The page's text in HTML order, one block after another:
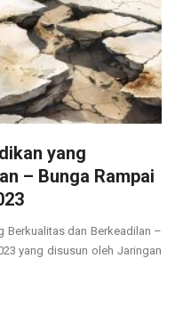
yang
– Bunga Rampai
Berkualitas dan Berkeadilan –
yang disusun oleh Jaringan